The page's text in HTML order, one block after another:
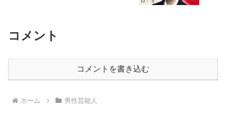
コメント
コメントを書き込む
ホーム 男性芸能人